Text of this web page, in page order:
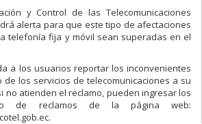
y Control de las Telecomunicaciones
alerta para que este tipo de afectaciones
telefonía fija y móvil sean superadas en el
a los usuarios reportar los inconvenientes
los servicios de telecomunicaciones a su
no atienden el reclamo, pueden ingresar los
de reclamos de la página web: